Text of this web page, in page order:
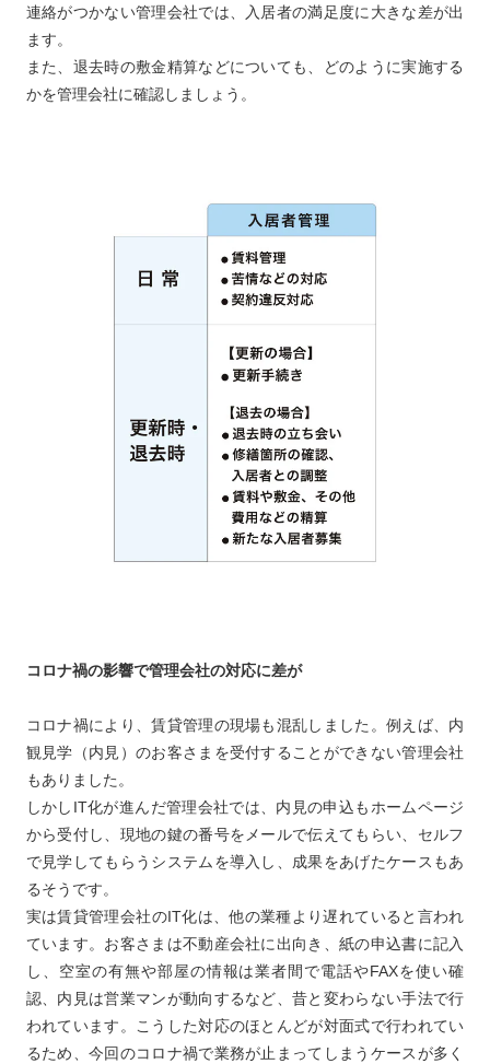
連絡がつかない管理会社では、入居者の満足度に大きな差が出
ます。
また、退去時の敷金精算などについても、どのように実施する
かを管理会社に確認しましょう。
コロナ禍の影響で管理会社の対応に差が
コロナ禍により、賃貸管理の現場も混乱しました。例えば、内
観見学（内見）のお客さまを受付することができない管理会社
もありました。
しかしIT化が進んだ管理会社では、内見の申込もホームページ
から受付し、現地の鍵の番号をメールで伝えてもらい、セルフ
で見学してもらうシステムを導入し、成果をあげたケースもあ
るそうです。
実は賃貸管理会社のIT化は、他の業種より遅れていると言われ
ています。お客さまは不動産会社に出向き、紙の申込書に記入
し、空室の有無や部屋の情報は業者間で電話やFAXを使い確
認、内見は営業マンが動向するなど、昔と変わらない手法で行
われています。こうした対応のほとんどが対面式で行われてい
るため、今回のコロナ禍で業務が止まってしまうケースが多く